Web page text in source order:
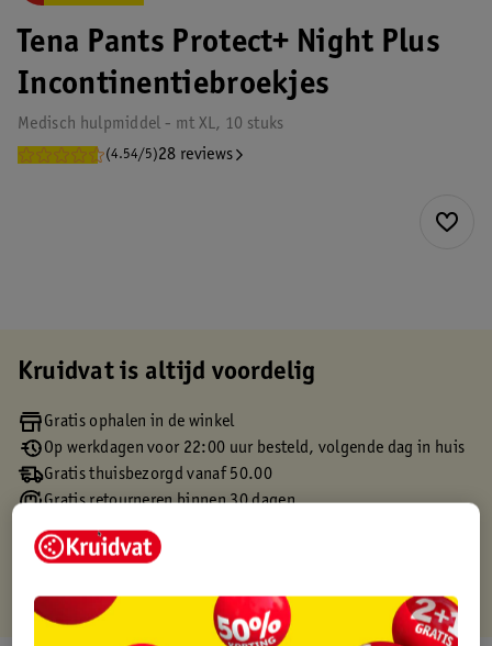
Tena Pants Protect+ Night Plus
Incontinentiebroekjes
Medisch hulpmiddel - mt XL, 10 stuks
(4.54/5)28 reviews
Kruidvat is altijd voordelig
Gratis ophalen in de winkel
Op werkdagen voor 22:00 uur besteld, volgende dag in huis
Gratis thuisbezorgd vanaf 50.00
Gratis retourneren binnen 30 dagen
Gratis punten met je Kruidvat kaart